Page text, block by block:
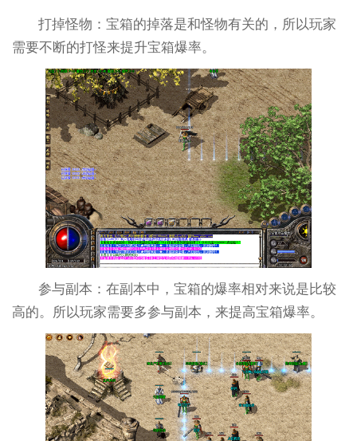
打掉怪物：宝箱的掉落是和怪物有关的，所以玩家
需要不断的打怪来提升宝箱爆率。
参与副本：在副本中，宝箱的爆率相对来说是比较
高的。所以玩家需要多参与副本，来提高宝箱爆率。